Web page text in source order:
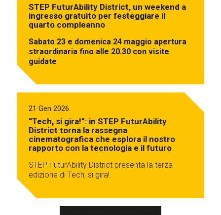
STEP FuturAbility District, un weekend a
ingresso gratuito per festeggiare il
quarto compleanno
Sabato 23 e domenica 24 maggio apertura
straordinaria fino alle 20.30 con visite
guidate
21 Gen 2026
“Tech, si gira!”: in STEP FuturAbility
District torna la rassegna
cinematografica che esplora il nostro
rapporto con la tecnologia e il futuro
STEP FuturAbility District presenta la terza
edizione di Tech, si gira!